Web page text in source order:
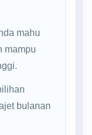
mahu
mampu
bulanan